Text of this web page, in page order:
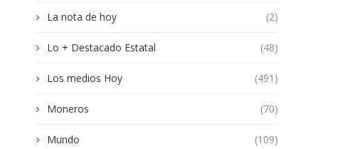
La nota de hoy (2)
Lo + Destacado Estatal (48)
Los medios Hoy (491)
Moneros (70)
Mundo (109)